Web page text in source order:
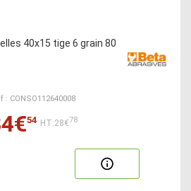
40x15 tige 6 grain 80
: CONSO112640008
54 HT:28€78